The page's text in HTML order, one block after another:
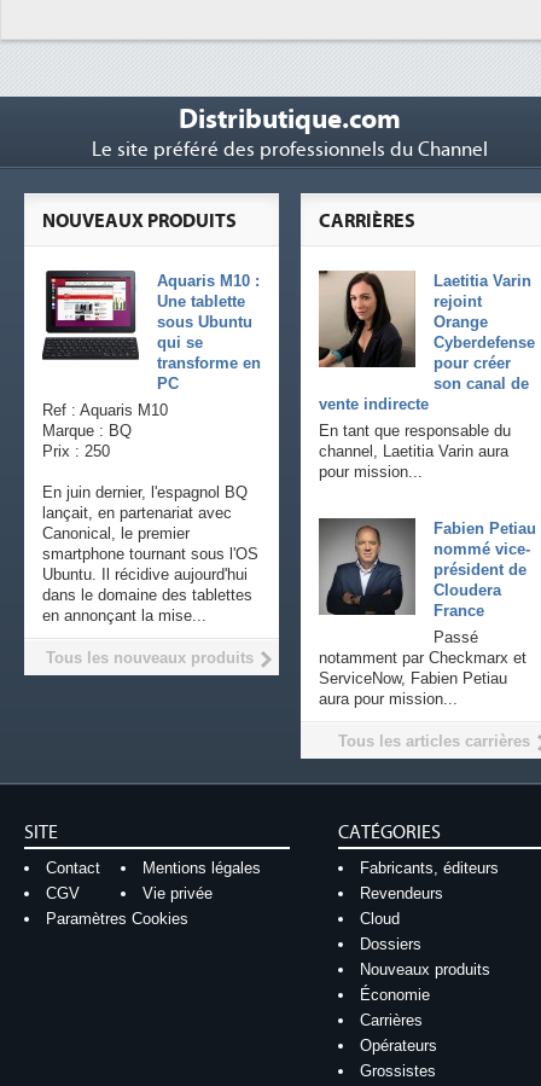
Distributique.com
Le site préféré des professionnels du Channel
CARRIÈRES
Laetitia Varin
rejoint
Orange
Cyberdefense
pour créer
son canal de
vente indirecte
En tant que responsable du
channel, Laetitia Varin aura
pour mission...
Fabien Petiau
nommé vice-
président de
Cloudera
France
Passé
notamment par Checkmarx et
ServiceNow, Fabien Petiau
aura pour mission...
Tous les articles carrières
NOUVEAUX PRODUITS
Aquaris M10 :
Une tablette
sous Ubuntu
qui se
transforme en
PC
Ref : Aquaris M10
Marque : BQ
Prix : 250
En juin dernier, l'espagnol BQ
lançait, en partenariat avec
Canonical, le premier
smartphone tournant sous l'OS
Ubuntu. Il récidive aujourd'hui
dans le domaine des tablettes
en annonçant la mise...
Tous les nouveaux produits
SITE
Contact
Mentions légales
CGV
Vie privée
Paramètres Cookies
CATÉGORIES
Fabricants, éditeurs
Revendeurs
Cloud
Dossiers
Nouveaux produits
Économie
Carrières
Opérateurs
Grossistes